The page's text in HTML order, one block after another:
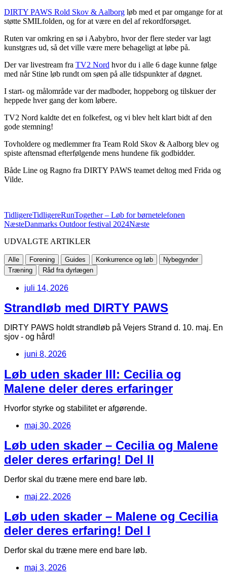
DIRTY PAWS Rold Skov & Aalborg løb med et par omgange for at
støtte SMILfolden, og for at være en del af rekordforsøget.
Ruten var omkring en sø i Aabybro, hvor der flere steder var lagt
kunstgræs ud, så det ville være mere behageligt at løbe på.
Der var livestream fra TV2 Nord hvor du i alle 6 dage kunne følge
med når Stine løb rundt om søen på alle tidspunkter af døgnet.
I start- og målområde var der madboder, hoppeborg og tilskuer der
heppede hver gang der kom løbere.
TV2 Nord kaldte det en folkefest, og vi blev helt klart bidt af den
gode stemning!
Tovholdere og medlemmer fra Team Rold Skov & Aalborg blev og
spiste aftensmad efterfølgende mens hundene fik godbidder.
Både Line og Ragno fra DIRTY PAWS teamet deltog med Frida og
Vilde.
TidligereTidligereRunTogether – Løb for børnetelefonen
NæsteDanmarks Outdoor festival 2024Næste
UDVALGTE ARTIKLER
Alle Forening Guides Konkurrence og løb
Nybegynder
Træning
Råd fra dyrlægen
juli 14, 2026
Strandløb med DIRTY PAWS
DIRTY PAWS holdt strandløb på Vejers Strand d. 10. maj. En
sjov - og hård!
juni 8, 2026
Løb uden skader III: Cecilia og
Malene deler deres erfaringer
Hvorfor styrke og stabilitet er afgørende.
maj 30, 2026
Løb uden skader – Cecilia og Malene
deler deres erfaring! Del II
Derfor skal du træne mere end bare løb.
maj 22, 2026
Løb uden skader – Malene og Cecilia
deler deres erfaring! Del I
Derfor skal du træne mere end bare løb.
maj 3, 2026